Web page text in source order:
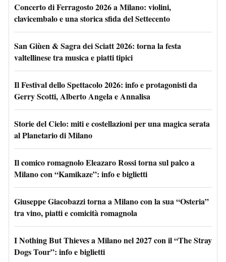
Concerto di Ferragosto 2026 a Milano: violini,
clavicembalo e una storica sfida del Settecento
San Giùen & Sagra dei Sciatt 2026: torna la festa
valtellinese tra musica e piatti tipici
Il Festival dello Spettacolo 2026: info e protagonisti da
Gerry Scotti, Alberto Angela e Annalisa
Storie del Cielo: miti e costellazioni per una magica serata
al Planetario di Milano
Il comico romagnolo Eleazaro Rossi torna sul palco a
Milano con “Kamikaze”: info e biglietti
Giuseppe Giacobazzi torna a Milano con la sua “Osteria”
tra vino, piatti e comicità romagnola
I Nothing But Thieves a Milano nel 2027 con il “The Stray
Dogs Tour”: info e biglietti